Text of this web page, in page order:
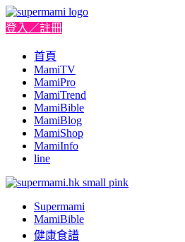
登入／註冊
首頁
MamiTV
MamiPro
MamiTrend
MamiBible
MamiBlog
MamiShop
MamiInfo
line
Supermami
MamiBible
健康食譜